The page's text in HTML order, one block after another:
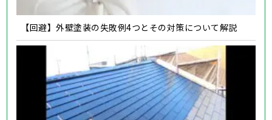
【回避】外壁塗装の失敗例4つとその対策について解説